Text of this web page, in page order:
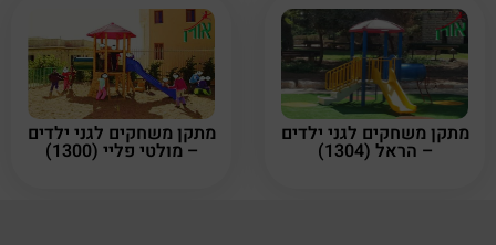
מתקן משחקים לגני ילדים
– הראל (1304)
מתקן משחקים לגני ילדים
– מולטי פליי (1300)